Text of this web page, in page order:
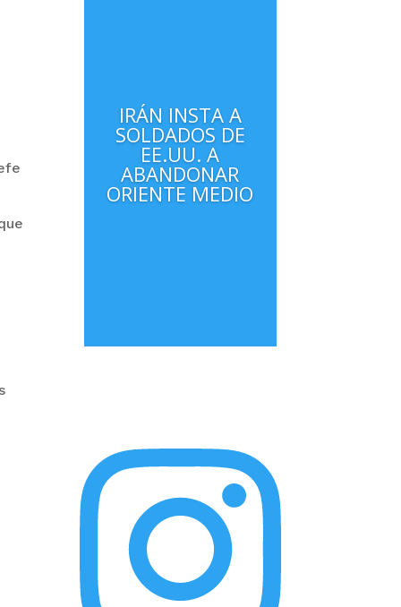
IRÁN INSTA A
SOLDADOS DE
EE.UU. A
ABANDONAR
ORIENTE MEDIO